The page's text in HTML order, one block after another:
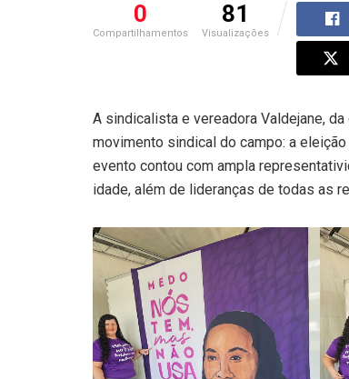
0
Compartilhamentos
81
Visualizações
A sindicalista e vereadora Valdejane,
movimento sindical do campo: a
evento contou com ampla
idade, além de lideranças de todas as